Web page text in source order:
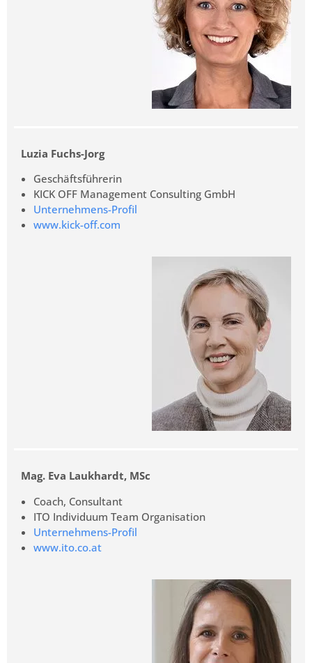
Luzia Fuchs-Jorg
Geschäftsführerin
KICK OFF Management Consulting GmbH
Unternehmens-Profil
www.kick-off.com
Mag. Eva Laukhardt, MSc
Coach, Consultant
ITO Individuum Team Organisation
Unternehmens-Profil
www.ito.co.at